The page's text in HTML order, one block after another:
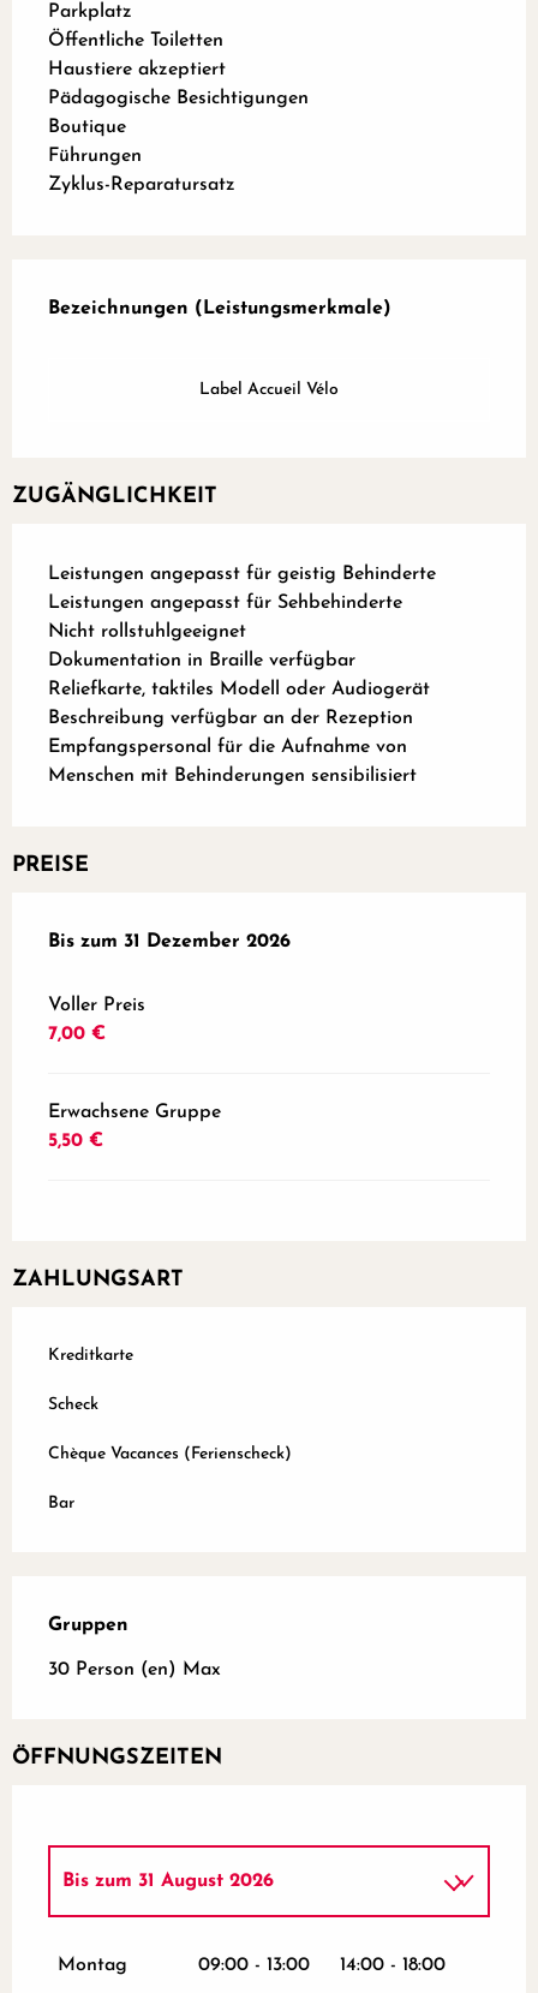
Parkplatz
Öffentliche Toiletten
Haustiere akzeptiert
Pädagogische Besichtigungen
Boutique
Führungen
Zyklus-Reparatursatz
Bezeichnungen (Leistungsmerkmale)
Bezeichnungen (Leistungsmerkmale)
Label Accueil Vélo
ZUGÄNGLICHKEIT
Leistungen angepasst für geistig Behinderte
Leistungen angepasst für Sehbehinderte
Nicht rollstuhlgeeignet
Dokumentation in Braille verfügbar
Reliefkarte, taktiles Modell oder Audiogerät
Beschreibung verfügbar an der Rezeption
Empfangspersonal für die Aufnahme von
Menschen mit Behinderungen sensibilisiert
PREISE
ab2 Januar 2026bis zum31 Dezember 2026
Bis zum 31 Dezember 2026
Voller Preis
7,00 €
Erwachsene Gruppe
5,50 €
ZAHLUNGSART
Kreditkarte
Scheck
Chèque Vacances (Ferienscheck)
Bar
Gruppen
Gruppen
30 Person (en) Max
ÖFFNUNGSZEITEN
2026
Bis zum 31 August 2026
Montag 09:00 - 13:00 14:00 - 18:00